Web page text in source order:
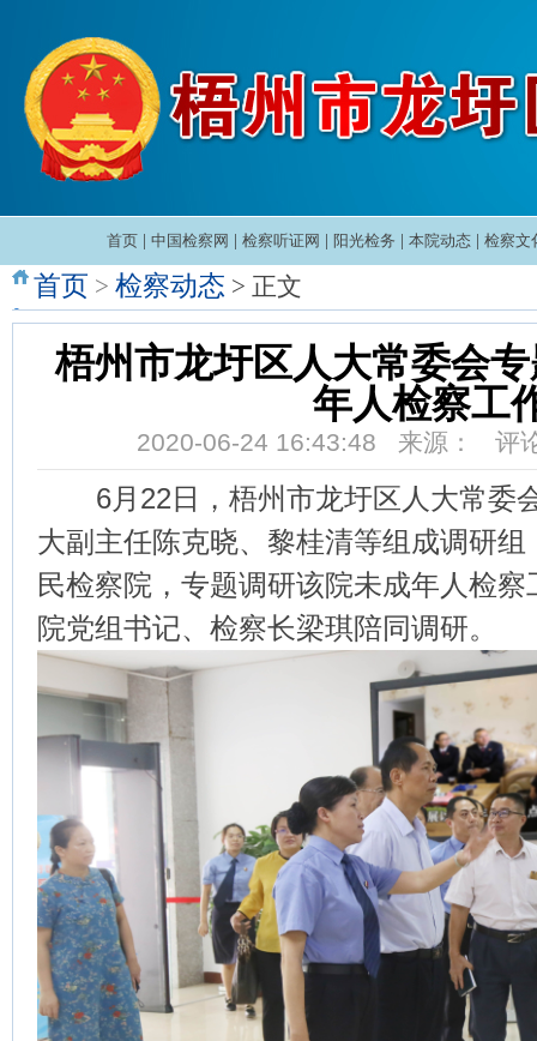
首页 中国检察网 检察听证网 阳光检务 本院动态 检察文
首页 > 检察动态 > 正文
梧州市龙圩区人大常委会
年人检察工
2020-06-24 16:43:48 来源： 评
6月22日，梧州市龙圩区人大常委
大副主任陈克晓、黎桂清等组成调研
民检察院，专题调研该院未成年人检
院党组书记、检察长梁琪陪同调研。